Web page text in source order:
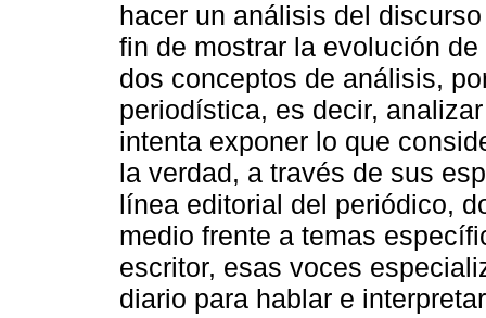
hacer un análisis del
fin de mostrar la evolución
dos conceptos de análisis,
periodística, es decir,
intenta exponer lo que
la verdad, a través de sus
línea editorial del periódico,
medio frente a temas
escritor, esas voces
diario para hablar e